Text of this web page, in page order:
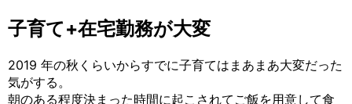
子育て+在宅勤務が大変
2019 年の秋くらいからすでに子育てはまあまあ大変だった
気がする。
朝のある程度決まった時間に起こされてご飯を用意して食